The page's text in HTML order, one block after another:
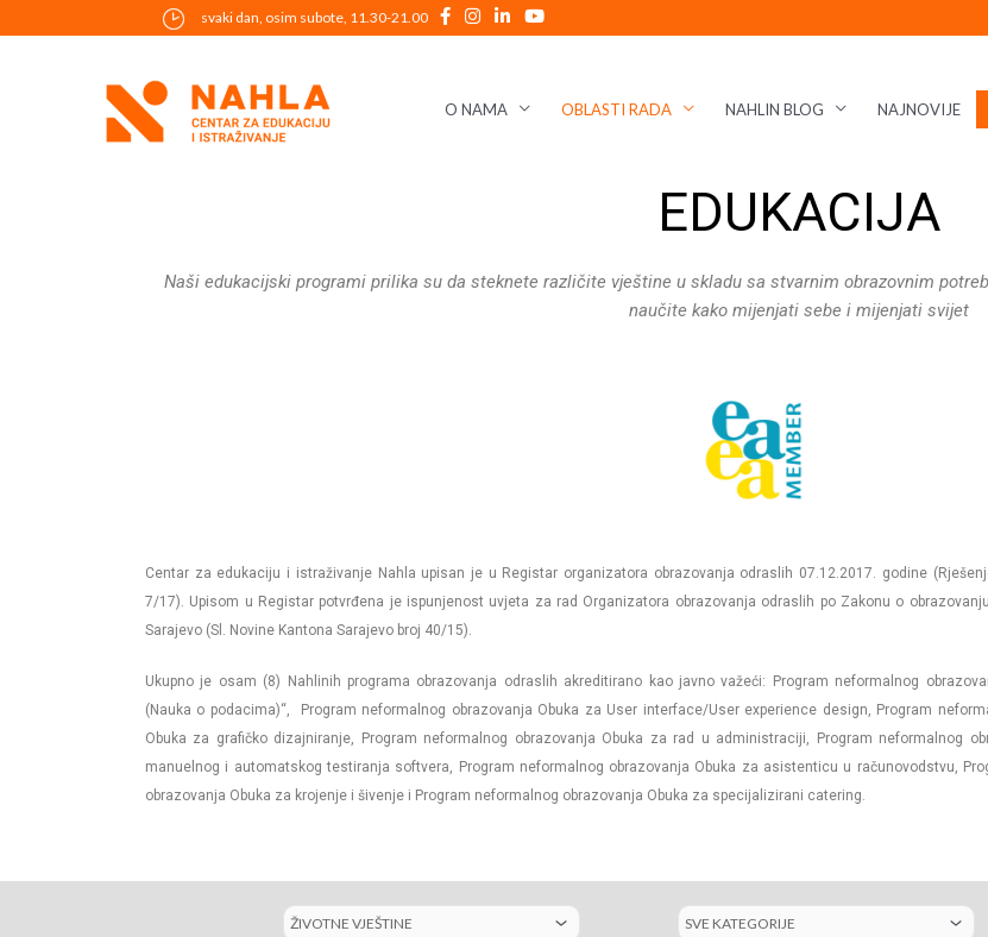
to
svaki dan, osim subote, 11.30-21.00
O NAMA OBLASTI RADA NAHLIN BLOG NAJNOVIJE
EDUKACIJA
Naši edukacijski programi prilika su da steknete različite vještine u skladu sa stvarnim obrazovnim
naučite kako mijenjati sebe i mijenjati svijet
Centar za edukaciju i istraživanje Nahla upisan je u Registar organizatora obrazovanja odraslih 07.12.2017. godine
7/17). Upisom u Registar potvrđena je ispunjenost uvjeta za rad Organizatora obrazovanja odraslih po Zakonu o
Sarajevo (Sl. Novine Kantona Sarajevo broj 40/15).
Ukupno je osam (8) Nahlinih programa obrazovanja odraslih akreditirano kao javno važeći: Program neformalnog
(Nauka o podacima)“, Program neformalnog obrazovanja Obuka za User interface/User experience design, Program
Obuka za grafičko dizajniranje, Program neformalnog obrazovanja Obuka za rad u administraciji, Program neformalnog
manuelnog i automatskog testiranja softvera, Program neformalnog obrazovanja Obuka za asistenticu u računovodstvu,
obrazovanja Obuka za krojenje i šivenje i Program neformalnog obrazovanja Obuka za specijalizirani catering.